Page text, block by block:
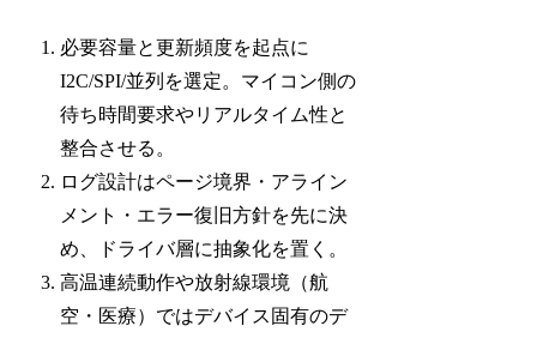
必要容量と更新頻度を起点に
I2C/SPI/並列を選定。マイコン側の
待ち時間要求やリアルタイム性と
整合させる。
ログ設計はページ境界・アライン
メント・エラー復旧方針を先に決
め、ドライバ層に抽象化を置く。
高温連続動作や放射線環境（航
空・医療）ではデバイス固有のデ